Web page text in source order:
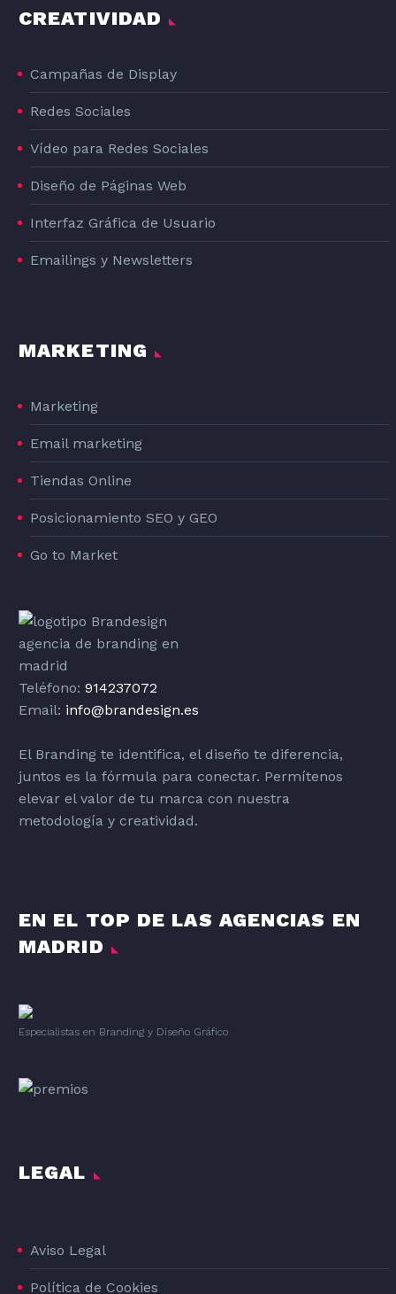
CREATIVIDAD
Campañas de Display
Redes Sociales
Vídeo para Redes Sociales
Diseño de Páginas Web
Interfaz Gráfica de Usuario
Emailings y Newsletters
MARKETING
Marketing
Email marketing
Tiendas Online
Posicionamiento SEO y GEO
Go to Market
Teléfono: 914237072
Email: info@brandesign.es
El Branding te identifica, el diseño te diferencia,
juntos es la fórmula para conectar. Permítenos
elevar el valor de tu marca con nuestra
metodología y creatividad.
EN EL TOP DE LAS AGENCIAS EN
MADRID
Especialistas en Branding y Diseño Gráfico
LEGAL
Aviso Legal
Política de Cookies